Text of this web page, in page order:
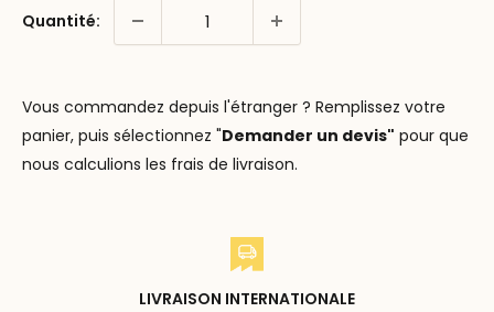
Quantité:
Vous commandez depuis l'étranger ? Remplissez votre
panier, puis sélectionnez "Demander un devis" pour que
nous calculions les frais de livraison.
LIVRAISON INTERNATIONALE